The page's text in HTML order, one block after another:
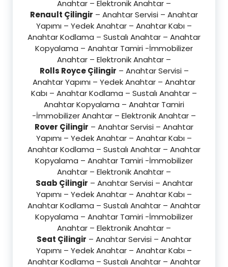
Anahtar – Elektronik Anahtar –
Renault Çilingir – Anahtar Servisi – Anahtar
Yapımı – Yedek Anahtar – Anahtar Kabı –
Anahtar Kodlama – Sustalı Anahtar – Anahtar
Kopyalama – Anahtar Tamiri -İmmobilizer
Anahtar – Elektronik Anahtar –
Rolls Royce Çilingir – Anahtar Servisi –
Anahtar Yapımı – Yedek Anahtar – Anahtar
Kabı – Anahtar Kodlama – Sustalı Anahtar –
Anahtar Kopyalama – Anahtar Tamiri
-İmmobilizer Anahtar – Elektronik Anahtar –
Rover Çilingir – Anahtar Servisi – Anahtar
Yapımı – Yedek Anahtar – Anahtar Kabı –
Anahtar Kodlama – Sustalı Anahtar – Anahtar
Kopyalama – Anahtar Tamiri -İmmobilizer
Anahtar – Elektronik Anahtar –
Saab Çilingir – Anahtar Servisi – Anahtar
Yapımı – Yedek Anahtar – Anahtar Kabı –
Anahtar Kodlama – Sustalı Anahtar – Anahtar
Kopyalama – Anahtar Tamiri -İmmobilizer
Anahtar – Elektronik Anahtar –
Seat Çilingir – Anahtar Servisi – Anahtar
Yapımı – Yedek Anahtar – Anahtar Kabı –
Anahtar Kodlama – Sustalı Anahtar – Anahtar